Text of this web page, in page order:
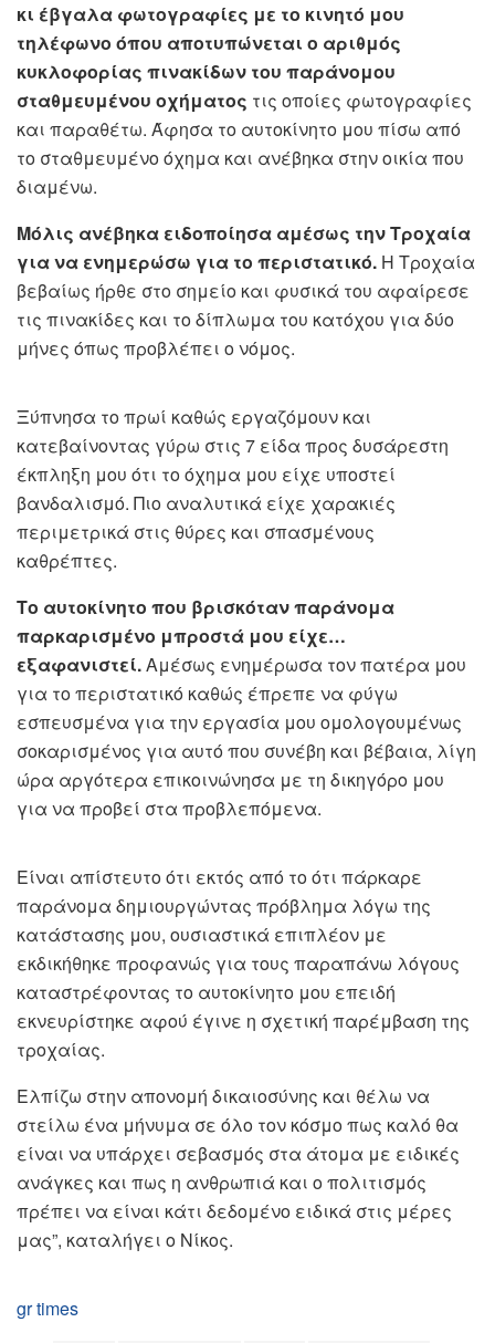
κι έβγαλα φωτογραφίες με το κινητό μου
τηλέφωνο όπου αποτυπώνεται ο αριθμός
κυκλοφορίας πινακίδων του παράνομου
σταθμευμένου οχήματος τις οποίες φωτογραφίες
και παραθέτω. Άφησα το αυτοκίνητο μου πίσω από
το σταθμευμένο όχημα και ανέβηκα στην οικία που
διαμένω.
Μόλις ανέβηκα ειδοποίησα αμέσως την Τροχαία
για να ενημερώσω για το περιστατικό. Η Τροχαία
βεβαίως ήρθε στο σημείο και φυσικά του αφαίρεσε
τις πινακίδες και το δίπλωμα του κατόχου για δύο
μήνες όπως προβλέπει ο νόμος.
Ξύπνησα το πρωί καθώς εργαζόμουν και
κατεβαίνοντας γύρω στις 7 είδα προς δυσάρεστη
έκπληξη μου ότι το όχημα μου είχε υποστεί
βανδαλισμό. Πιο αναλυτικά είχε χαρακιές
περιμετρικά στις θύρες και σπασμένους
καθρέπτες.
Το αυτοκίνητο που βρισκόταν παράνομα
παρκαρισμένο μπροστά μου είχε…
εξαφανιστεί.Αμέσως ενημέρωσα τον πατέρα μου
για το περιστατικό καθώς έπρεπε να φύγω
εσπευσμένα για την εργασία μου ομολογουμένως
σοκαρισμένος για αυτό που συνέβη και βέβαια, λίγη
ώρα αργότερα επικοινώνησα με τη δικηγόρο μου
για να προβεί στα προβλεπόμενα.
Είναι απίστευτο ότι εκτός από το ότι πάρκαρε
παράνομα δημιουργώντας πρόβλημα λόγω της
κατάστασης μου, ουσιαστικά επιπλέον με
εκδικήθηκε προφανώς για τους παραπάνω λόγους
καταστρέφοντας το αυτοκίνητο μου επειδή
εκνευρίστηκε αφού έγινε η σχετική παρέμβαση της
τροχαίας.
Ελπίζω στην απονομή δικαιοσύνης και θέλω να
στείλω ένα μήνυμα σε όλο τον κόσμο πως καλό θα
είναι να υπάρχει σεβασμός στα άτομα με ειδικές
ανάγκες και πως η ανθρωπιά και ο πολιτισμός
πρέπει να είναι κάτι δεδομένο ειδικά στις μέρες
μας”, καταλήγει ο Νίκος.
gr times